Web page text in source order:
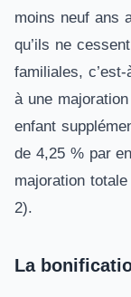
moins neuf ans
qu’ils ne
familiales,
à une
enfant
de 4,25 % par
majoration
2).
La